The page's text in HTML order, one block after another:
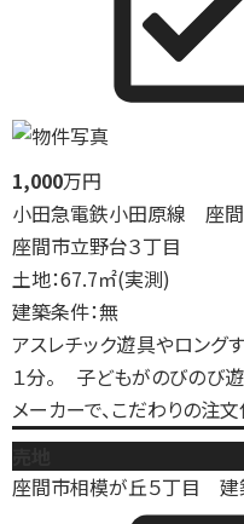
1,000万円
小田急電鉄小田原線 座
座間市立野台３丁目
土地：67.7㎡(実測)
建築条件：無
アスレチック遊具やロング
１分。 子どもがのびのび
メーカーで、こだわりの注
座間市相模が丘５丁目 建